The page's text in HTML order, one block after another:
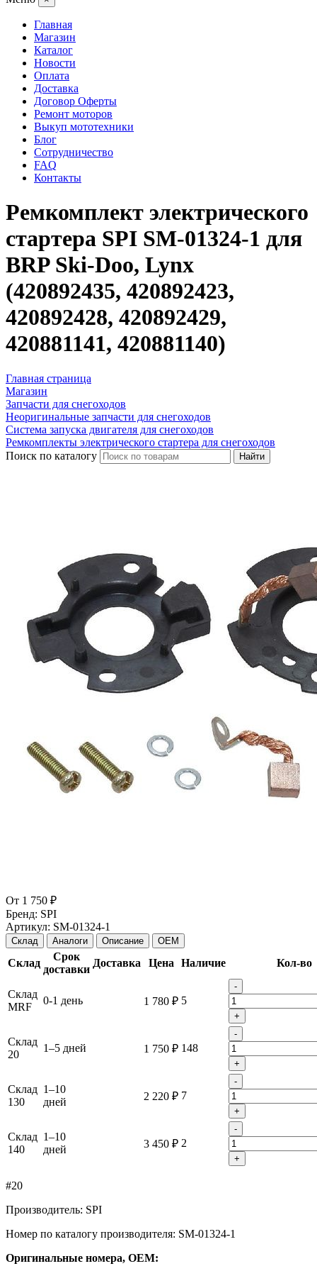
Главная
Магазин
Каталог
Новости
Оплата
Доставка
Договор Оферты
Ремонт моторов
Выкуп мототехники
Блог
Сотрудничество
FAQ
Контакты
Ремкомплект электрического
стартера SPI SM-01324-1 для
BRP Ski-Doo, Lynx
(420892435, 420892423,
420892428, 420892429,
420881141, 420881140)
Главная страница
Магазин
Запчасти для снегоходов
Неоригинальные запчасти для снегоходов
Система запуска двигателя для снегоходов
Ремкомплекты электрического стартера для снегоходов
Поиск по каталогу
Найти
От 1 750 ₽
Бренд: SPI
Артикул: SM-01324-1
Склад Аналоги Описание OEM
Склад
Срок
доставки
Доставка Цена Наличие Кол-во
Склад
MRF
0-1 день 1 780 ₽ 5
-
+
Склад
20
1–5 дней 1 750 ₽ 148
-
+
Склад
130
1–10
дней
2 220 ₽ 7
-
+
Склад
140
1–10
дней
3 450 ₽ 2
-
+
#20
Производитель: SPI
Номер по каталогу производителя: SM-01324-1
Оригинальные номера, OEM: